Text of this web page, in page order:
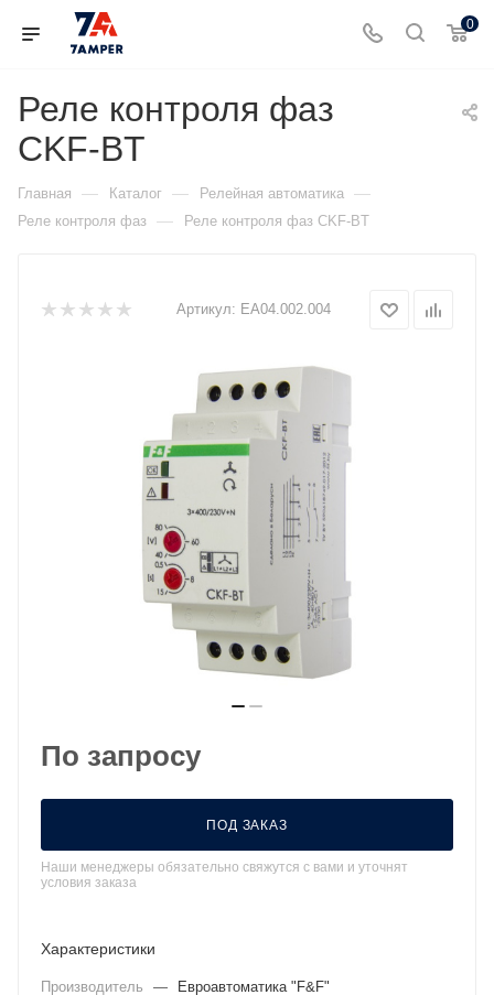
0
Реле контроля фаз
CKF-BТ
Главная — Каталог — Релейная автоматика —
Реле контроля фаз — Реле контроля фаз CKF-BТ
Артикул: EA04.002.004
По запросу
ПОД ЗАКАЗ
Наши менеджеры обязательно свяжутся с вами и уточнят
условия заказа
Характеристики
Производитель —
Евроавтоматика "F&F"